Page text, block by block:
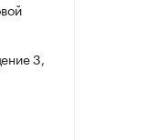
3,